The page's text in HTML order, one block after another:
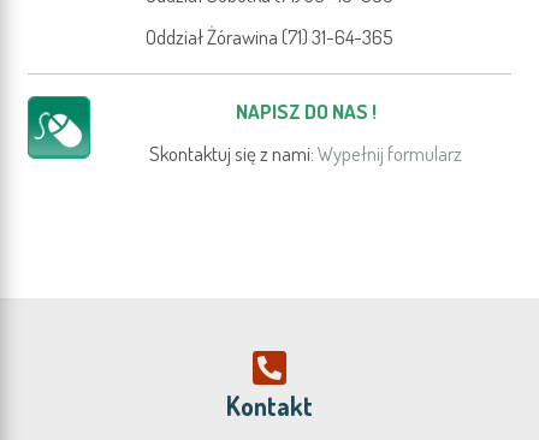
Oddział Żórawina (71) 31-64-365
NAPISZ DO NAS !
Skontaktuj się z nami:Wypełnij formularz
Kontakt